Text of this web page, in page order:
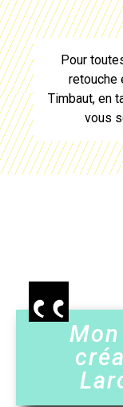
Pour
retouche
Timbaut, en
vous